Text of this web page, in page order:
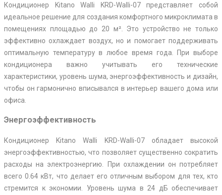
Кондиционер Kitano Walli KRD-Walli-07 представляет собой
идеальное решение для создания комфортного микроклимата в
помещениях площадью до 20 м². Это устройство не только
эффективно охлаждает воздух, но и помогает поддерживать
оптимальную температуру в любое время года. При выборе
кондиционера важно учитывать его технические
характеристики, уровень шума, энергоэффективность и дизайн,
чтобы он гармонично вписывался в интерьер вашего дома или
офиса.
Энергоэффективность
Кондиционер Kitano Walli KRD-Walli-07 обладает высокой
энергоэффективностью, что позволяет существенно сократить
расходы на электроэнергию. При охлаждении он потребляет
всего 0.64 кВт, что делает его отличным выбором для тех, кто
стремится к экономии. Уровень шума в 24 дБ обеспечивает